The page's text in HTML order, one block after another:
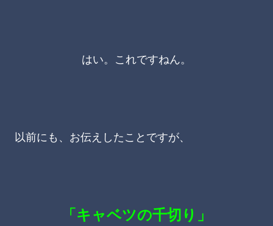
はい。これですねん。
以前にも、お伝えしたことですが、
「キャベツの千切り」